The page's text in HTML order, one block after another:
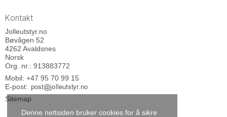
Denne nettsiden bruker cookies for å sikre
Kontakt
Jolleutstyr.no
Bøvågen 52
4262 Avaldsnes
Norsk
Org. nr.: 913883772
Mobil: +47 95 70 99 15
E-post:
Sitemap